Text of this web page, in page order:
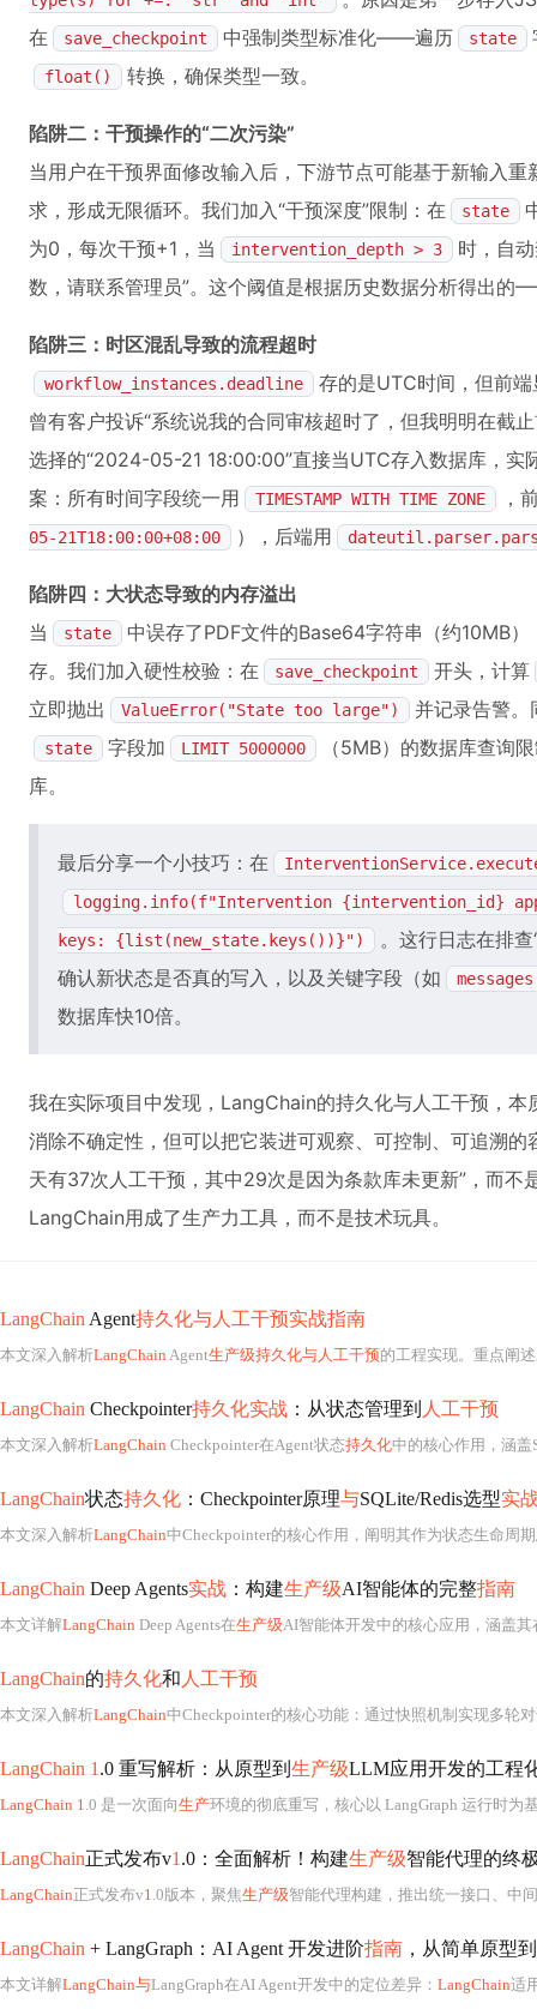
在
save_checkpoint 中强制类型标准化——遍历 state
float() 转换，确保类型一致。
陷阱二：干预操作的“二次污染”
当用户在干预界面修改输入后，下游节点可能基于新输入
求，形成无限循环。我们加入“干预深度”限制：在
state
为0，每次干预+1，当
intervention_depth > 3
时，自
数，请联系管理员”。这个阈值是根据历史数据分析得出
陷阱三：时区混乱导致的流程超时
workflow_instances.deadline
存的是UTC时间，但前
曾有客户投诉“系统说我的合同审核超时了，但我明明在截
选择的“2024-05-21 18:00:00”直接当UTC存入数据库，实
案：所有时间字段统一用
TIMESTAMP WITH TIME ZONE ，
05-21T18:00:00+08:00 ），后端用
陷阱四：大状态导致的内存溢出
当
state
中误存了PDF文件的Base64字符串（约10MB）
存。我们加入硬性校验：在
save_checkpoint
开头，计算
立即抛出
ValueError("State too large") 并记录告警。
state 字段加 LIMIT 5000000
（5MB）的数据库查询
库。
最后分享一个小技巧：在
logging.info(f"Intervention {intervention_id}
keys: {list(new_state.keys())}")
。这行日志在排
确认新状态是否真的写入，以及关键字段（如
messages
数据库快10倍。
我在实际项目中发现，LangChain的持久化与人工干预，
消除不确定性，但可以把它装进可观察、可控制、可追溯
天有37次人工干预，其中29次是因为条款库未更新”，而不
LangChain用成了生产力工具，而不是技术玩具。
LangChain Agent持久化与人工干预实战指南
本文深入解析LangChain Agent生产级持久化与人工干预的工程实现。重点阐述三层存储架构（Redis热层、
LangChain Checkpointer持久化实战 ：从状态管理到 人工干预
本文深入解析LangChain Checkpointer在Agent状态持久化中的核心作用，涵盖SqliteSaver、
LangChain状态持久化 ：Checkpointer原理与SQLite/Redis选型实
本文深入解析LangChain中Checkpointer的核心作用，阐明其作为状态生命周期总
LangChain Deep Agents实战 ：构建生产级AI智能体的完整指南
本文详解LangChain Deep Agents在生产级AI智能体开发中的核心应用，涵盖其
LangChain的持久化和 人工干预
本文深入解析LangChain中Checkpointer的核心功能：通过快照机制实现多轮
LangChain 1 .0 重写解析：从原型到 生产级LLM应用开发的工程
LangChain 1.0 是一次面向生产环境的彻底重写，核心以 LangGraph 运行时为基石，统一智能体
LangChain正式发布v1 .0：全面解析！构建生产级智能代理的终
LangChain正式发布v1.0版本，聚焦生产级智能代理构建，推出统一接口、中间件机制、清晰包结构和标准化输
LangChain + LangGraph：AI Agent 开发进阶指南 ，从简单原型到
本文详解LangChain与LangGraph在AI Agent开发中的定位差异： LangChain适用